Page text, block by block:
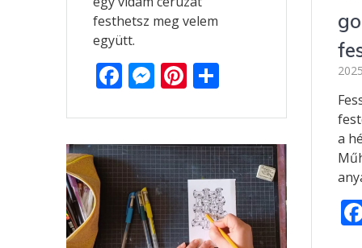
festhetsz meg velem
együtt.
F
e
b
o
o
k
M
ss
e
n
g
er
Pi
er
e
st
za
m
e
g
a